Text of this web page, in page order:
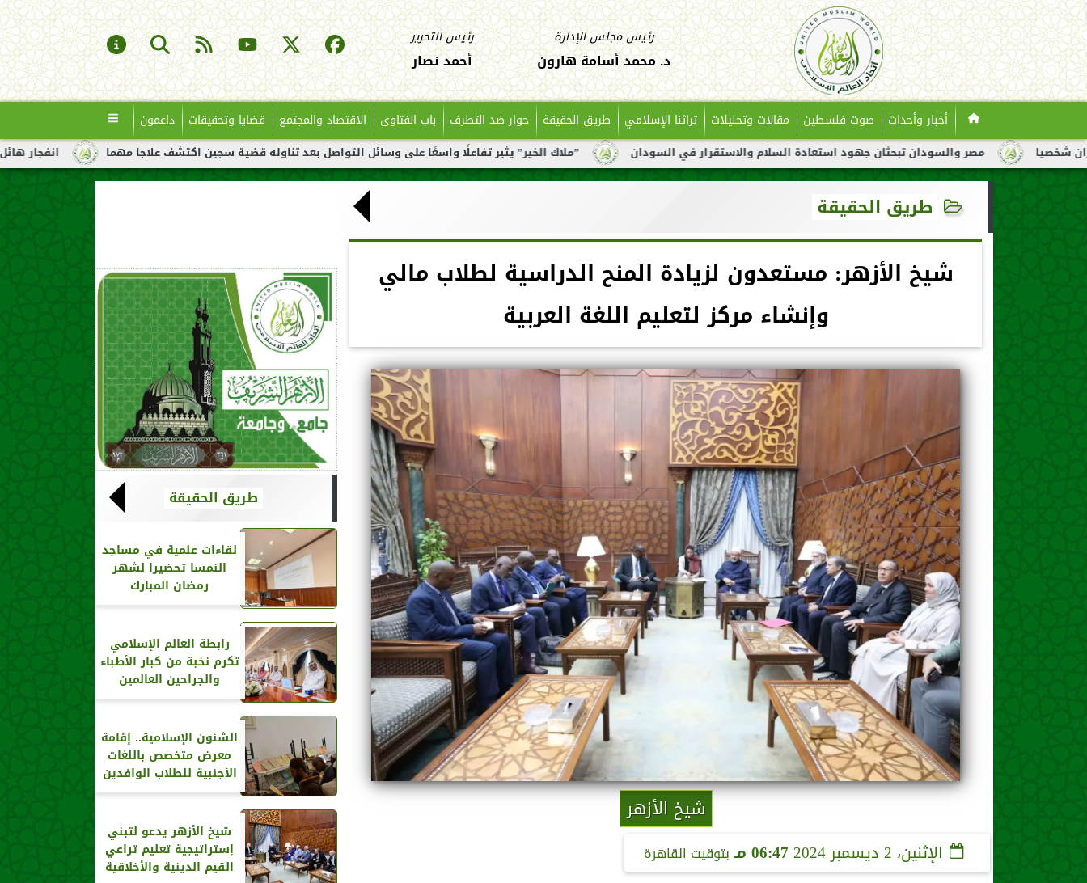
رئيس مجلس الإدارة
د. محمد أسامة هارون
رئيس التحرير
أحمد نصار
أخبار وأحداث صوت فلسطين مقالات وتحليلات تراثنا الإسلامي طريق الحقيقة حوار ضد التطرف باب الفتاوى الاقتصاد والمجتمع قضايا وتحقيقات داعمون
انفجار هائل لناقلة نفط ”ملاك الخير” يثير تفاعلًا واسعًا على وسائل التواصل بعد تناوله قضية سجين اكتشف علاجا مهما مصر والسودان تبحثان جهود استعادة السلام والاستقرار في السودان
طريق الحقيقة
شيخ الأزهر: مستعدون لزيادة المنح الدراسية لطلاب مالي
وإنشاء مركز لتعليم اللغة العربية
شيخ الأزهر
الإثنين، 2 ديسمبر 2024 06:47 مـ بتوقيت القاهرة
طريق الحقيقة
لقاءات علمية في مساجد
النمسا تحضيرا لشهر
رمضان المبارك
رابطة العالم الإسلامي
تكرم نخبة من كبار الأطباء
والجراحين العالمين
الشئون الإسلامية.. إقامة
معرض متخصص باللغات
الأجنبية للطلاب الوافدين
شيخ الأزهر يدعو لتبني
إستراتيجية تعليم تراعي
القيم الدينية والأخلاقية